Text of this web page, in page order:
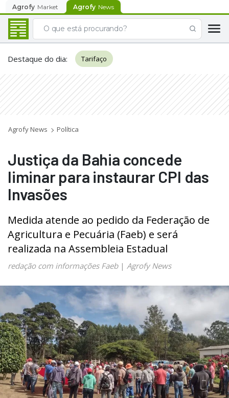
Agrofy Market Agrofy News
Destaque do dia: Tarifaço
Agrofy News Política
Justiça da Bahia concede
liminar para instaurar CPI das
Invasões
Medida atende ao pedido da Federação de
Agricultura e Pecuária (Faeb) e será
realizada na Assembleia Estadual
redação com informações Faeb| Agrofy News